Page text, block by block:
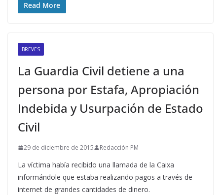
Read More
BREVES
La Guardia Civil detiene a una
persona por Estafa, Apropiación
Indebida y Usurpación de Estado
Civil
29 de diciembre de 2015 Redacción PM
La víctima había recibido una llamada de la Caixa
informándole que estaba realizando pagos a través de
internet de grandes cantidades de dinero.